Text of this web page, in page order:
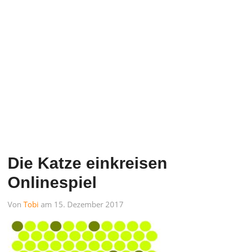
Die Katze einkreisen
Onlinespiel
Von Tobi am 15. Dezember 2017